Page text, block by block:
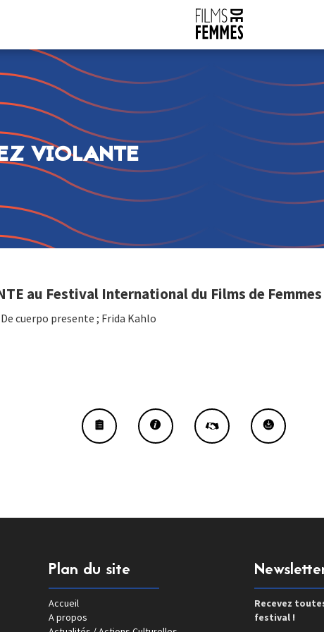
VIOLANTE
au Festival International du Films de Femmes
cuerpo presente ; Frida Kahlo
Plan du site
Accueil
A propos
Recevez
festival !